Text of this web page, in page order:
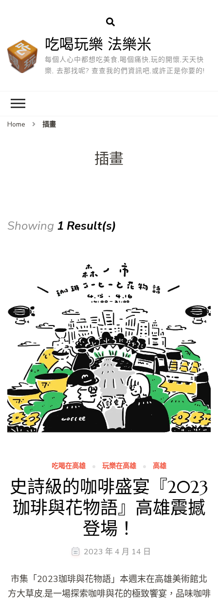
吃喝玩樂 法樂米
每個人心中都想吃美食,喝個痛快,玩的開懷,天天快
樂, 去那找呢? 查查我的們資訊吧,或許正是你要的!
Home 插畫
插畫
Showing 1 Result(s)
吃喝在高雄 玩樂在高雄 高雄
史詩級的咖啡盛宴『2023
珈琲與花物語』高雄震撼
登場！
2023 年 4 月 14 日
市集「2023珈琲與花物語」本週末在高雄美術館北
方大草皮.是一場探索咖啡與花的極致饗宴，品味咖啡